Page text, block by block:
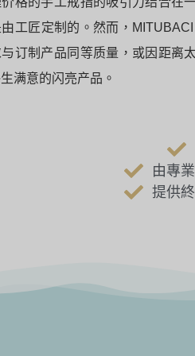
工匠定制的。然而，
订制产品同等质量，或因距离
满意的闪亮产品。
由專
提供